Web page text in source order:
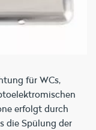
für WCs,
erfolgt durch
die Spülung der